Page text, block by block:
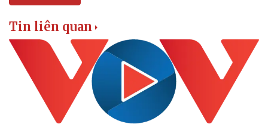
Tin liên quan